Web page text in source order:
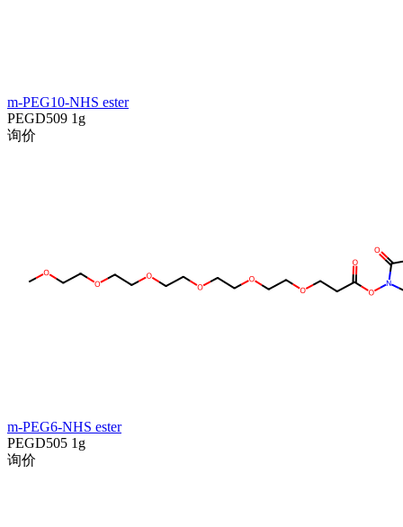
m-PEG10-NHS ester
PEGD509 1g
询价
m-PEG6-NHS ester
PEGD505 1g
询价